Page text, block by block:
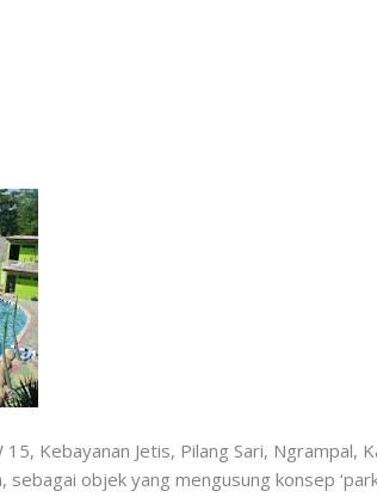
Kebayanan Jetis, Pilang Sari, Ngrampal,
sebagai objek yang mengusung konsep